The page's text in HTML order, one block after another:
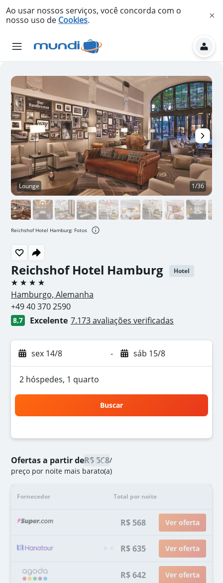
Ao usar nossos serviços, você concorda com o
nosso uso de Cookies.
Reichshof Hotel Hamburg Hotel
4 estrelas
Hamburgo, Alemanha
+49 40 370 2590
8,7 Excelente 7.173 avaliações verificadas
sex 14/8 - sáb 15/8
2 hóspedes, 1 quarto
Buscar
Ofertas a partir deR$ 568/
preço por noite mais barato(a)
Fornecedor Total por noite
R$ 568 Ver oferta
R$ 635 Ver oferta
R$ 642 Ver oferta
Lounge 1/36
Reichshof Hotel Hamburg: Fotos